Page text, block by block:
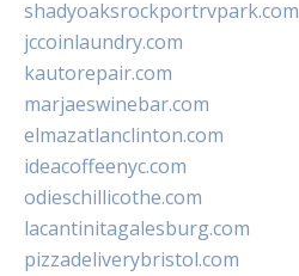
shadyoaksrockportrvpark.com
jccoinlaundry.com
kautorepair.com
marjaeswinebar.com
elmazatlanclinton.com
ideacoffeenyc.com
odieschillicothe.com
lacantinitagalesburg.com
pizzadeliverybristol.com